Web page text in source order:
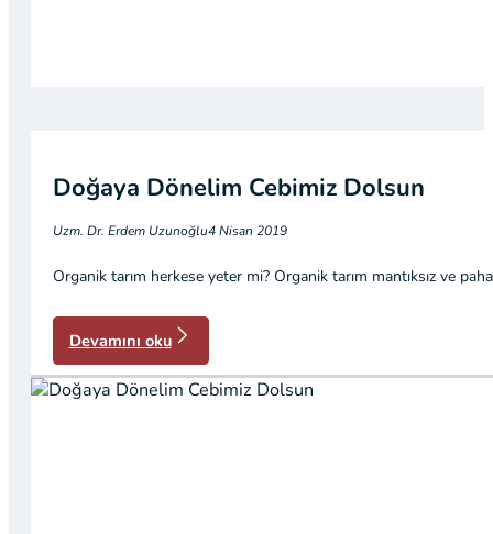
Doğaya Dönelim Cebimiz Dolsun
Uzm. Dr. Erdem Uzunoğlu4 Nisan 2019
Organik tarım herkese yeter mi? Organik tarım mantıksız ve
Devamını oku